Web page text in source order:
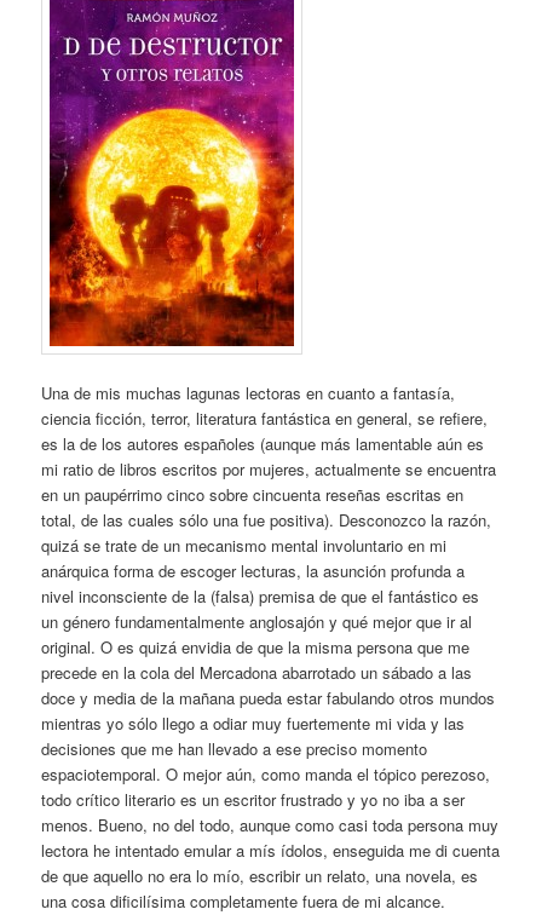
Una de mis muchas lagunas lectoras en cuanto a fantasía,
ciencia ficción, terror, literatura fantástica en general, se refiere,
es la de los autores españoles (aunque más lamentable aún es
mi ratio de libros escritos por mujeres, actualmente se encuentra
en un paupérrimo cinco sobre cincuenta reseñas escritas en
total, de las cuales sólo una fue positiva). Desconozco la razón,
quizá se trate de un mecanismo mental involuntario en mi
anárquica forma de escoger lecturas, la asunción profunda a
nivel inconsciente de la (falsa) premisa de que el fantástico es
un género fundamentalmente anglosajón y qué mejor que ir al
original. O es quizá envidia de que la misma persona que me
precede en la cola del Mercadona abarrotado un sábado a las
doce y media de la mañana pueda estar fabulando otros mundos
mientras yo sólo llego a odiar muy fuertemente mi vida y las
decisiones que me han llevado a ese preciso momento
espaciotemporal. O mejor aún, como manda el tópico perezoso,
todo crítico literario es un escritor frustrado y yo no iba a ser
menos. Bueno, no del todo, aunque como casi toda persona muy
lectora he intentado emular a mís ídolos, enseguida me di cuenta
de que aquello no era lo mío, escribir un relato, una novela, es
una cosa dificilísima completamente fuera de mi alcance.